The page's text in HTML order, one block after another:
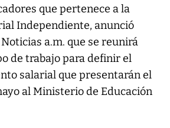
que pertenece a la
Independiente, anunció
a.m. que se reunirá
de trabajo para definir el
salarial que presentarán el
al Ministerio de Educación